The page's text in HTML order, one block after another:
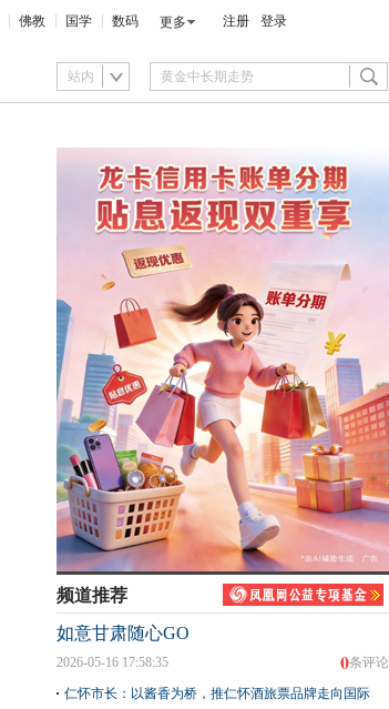
佛教 国学 数码 更多 注册 登录
站内
频道推荐
如意甘肃随心GO
0条评论
2026-05-16 17:58:35
仁怀市长：以酱香为桥，推仁怀酒旅票品牌走向国际